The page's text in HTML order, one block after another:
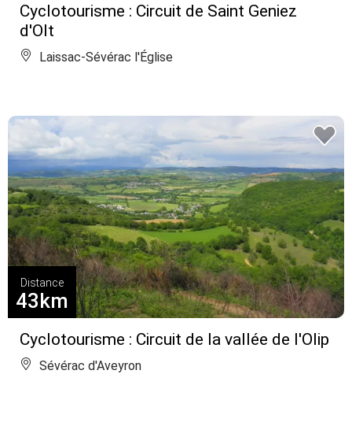
Cyclotourisme : Circuit de Saint Geniez
d'Olt
Laissac-Sévérac l'Église
Cyclotourisme : Circuit de la vallée de l'Olip
Distance
43km
Sévérac d'Aveyron